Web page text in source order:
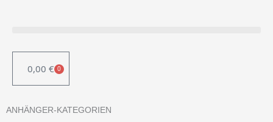
0,00 € 0
WARENKORB
ANHÄNGER-KATEGORIEN